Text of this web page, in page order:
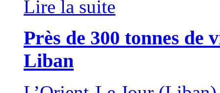
Lire la suite
Près de 300 tonnes de
Liban